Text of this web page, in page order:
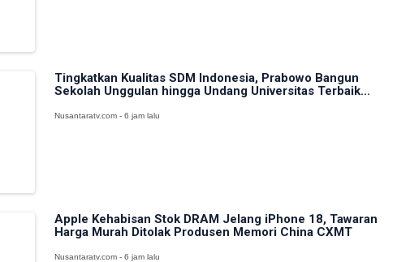
Tingkatkan Kualitas SDM Indonesia, Prabowo Bangun
Sekolah Unggulan hingga Undang Universitas Terbaik...
Nusantaratv.com - 6 jam lalu
Apple Kehabisan Stok DRAM Jelang iPhone 18, Tawaran
Harga Murah Ditolak Produsen Memori China CXMT
Nusantaratv.com - 6 jam lalu